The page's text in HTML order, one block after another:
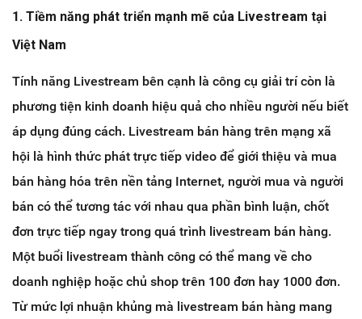
1. Tiềm năng phát triển mạnh mẽ của Livestream tại
Việt Nam
Tính năng Livestream bên cạnh là công cụ giải trí còn là
phương tiện kinh doanh hiệu quả cho nhiều người nếu biết
áp dụng đúng cách. Livestream bán hàng trên mạng xã
hội là hình thức phát trực tiếp video để giới thiệu và mua
bán hàng hóa trên nền tảng Internet, người mua và người
bán có thể tương tác với nhau qua phần bình luận, chốt
đơn trực tiếp ngay trong quá trình livestream bán hàng.
Một buổi livestream thành công có thể mang về cho
doanh nghiệp hoặc chủ shop trên 100 đơn hay 1000 đơn.
Từ mức lợi nhuận khủng mà livestream bán hàng mang